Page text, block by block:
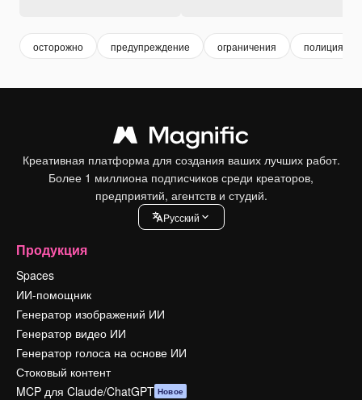
осторожно предупреждение ограничения полиция
Креативная платформа для создания ваших лучших работ.
Более 1 миллиона подписчиков среди креаторов,
предприятий, агентств и студий.
Pусский
Продукция
Spaces
ИИ-помощник
Генератор изображений ИИ
Генератор видео ИИ
Генератор голоса на основе ИИ
Стоковый контент
MCP для Claude/ChatGPT Новое